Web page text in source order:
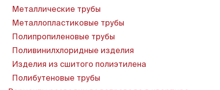
Пн-Пт, 9:00—18:00
Металлические трубы
Металлопластиковые трубы
Полипропиленовые трубы
Поливинилхлоридные изделия
Изделия из сшитого полиэтилена
Полибутеновые трубы